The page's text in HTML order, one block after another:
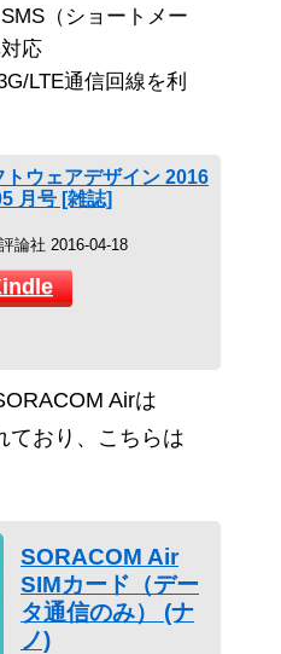
（ショートメー
応
LTE通信回線を利
トウェアデザイン 2016
月号 [雑誌]
論社 2016-04-18
Airは
ており、こちらは
SORACOM Air
SIMカード（デー
タ通信のみ） (ナ
ノ)